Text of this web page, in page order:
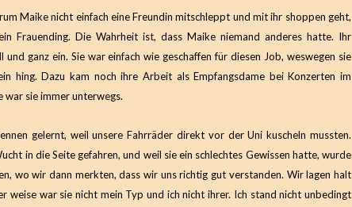
Maike nicht einfach eine Freundin mitschleppt und mit ihr shoppen geht,
Frauending. Die Wahrheit ist, dass Maike niemand anderes hatte. Ihr
ganz ein. Sie war einfach wie geschaffen für diesen Job, weswegen sie
hing. Dazu kam noch ihre Arbeit als Empfangsdame bei Konzerten im
war sie immer unterwegs.
gelernt, weil unsere Fahrräder direkt vor der Uni kuscheln mussten.
in die Seite gefahren, und weil sie ein schlechtes Gewissen hatte, wurde
wo wir dann merkten, dass wir uns richtig gut verstanden. Wir lagen halt
weise war sie nicht mein Typ und ich nicht ihrer. Ich stand nicht unbedingt